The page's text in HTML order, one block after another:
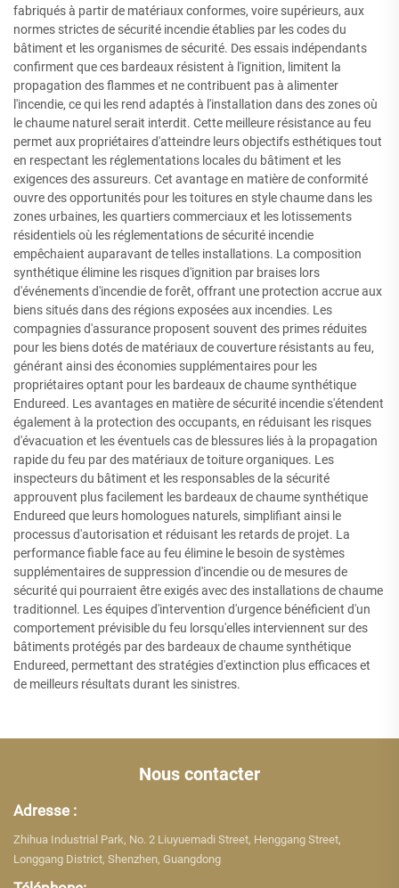
fabriqués à partir de matériaux conformes, voire supérieurs, aux
normes strictes de sécurité incendie établies par les codes du
bâtiment et les organismes de sécurité. Des essais indépendants
confirment que ces bardeaux résistent à l'ignition, limitent la
propagation des flammes et ne contribuent pas à alimenter
l'incendie, ce qui les rend adaptés à l'installation dans des zones où
le chaume naturel serait interdit. Cette meilleure résistance au feu
permet aux propriétaires d'atteindre leurs objectifs esthétiques tout
en respectant les réglementations locales du bâtiment et les
exigences des assureurs. Cet avantage en matière de conformité
ouvre des opportunités pour les toitures en style chaume dans les
zones urbaines, les quartiers commerciaux et les lotissements
résidentiels où les réglementations de sécurité incendie
empêchaient auparavant de telles installations. La composition
synthétique élimine les risques d'ignition par braises lors
d'événements d'incendie de forêt, offrant une protection accrue aux
biens situés dans des régions exposées aux incendies. Les
compagnies d'assurance proposent souvent des primes réduites
pour les biens dotés de matériaux de couverture résistants au feu,
générant ainsi des économies supplémentaires pour les
propriétaires optant pour les bardeaux de chaume synthétique
Endureed. Les avantages en matière de sécurité incendie s'étendent
également à la protection des occupants, en réduisant les risques
d'évacuation et les éventuels cas de blessures liés à la propagation
rapide du feu par des matériaux de toiture organiques. Les
inspecteurs du bâtiment et les responsables de la sécurité
approuvent plus facilement les bardeaux de chaume synthétique
Endureed que leurs homologues naturels, simplifiant ainsi le
processus d'autorisation et réduisant les retards de projet. La
performance fiable face au feu élimine le besoin de systèmes
supplémentaires de suppression d'incendie ou de mesures de
sécurité qui pourraient être exigés avec des installations de chaume
traditionnel. Les équipes d'intervention d'urgence bénéficient d'un
comportement prévisible du feu lorsqu'elles interviennent sur des
bâtiments protégés par des bardeaux de chaume synthétique
Endureed, permettant des stratégies d'extinction plus efficaces et
de meilleurs résultats durant les sinistres.
Nous contacter
Adresse :
Zhihua Industrial Park, No. 2 Liuyuemadi Street, Henggang Street,
Longgang District, Shenzhen, Guangdong